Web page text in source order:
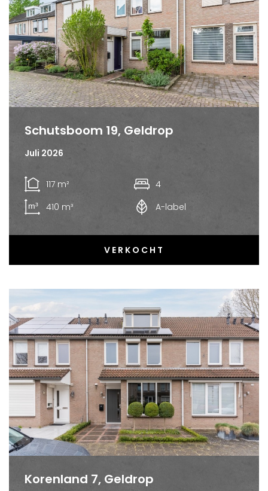
Schutsboom 19, Geldrop
Juli 2026
117 m²
4
410 m³
A-label
VERKOCHT
Korenland 7, Geldrop